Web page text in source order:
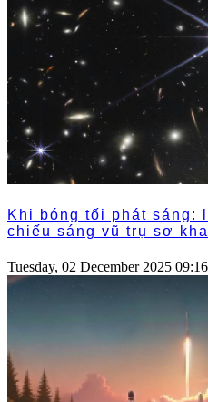
Khi bóng tối phát sáng:
chiếu sáng vũ trụ sơ
Tuesday, 02 December 2025 09:16